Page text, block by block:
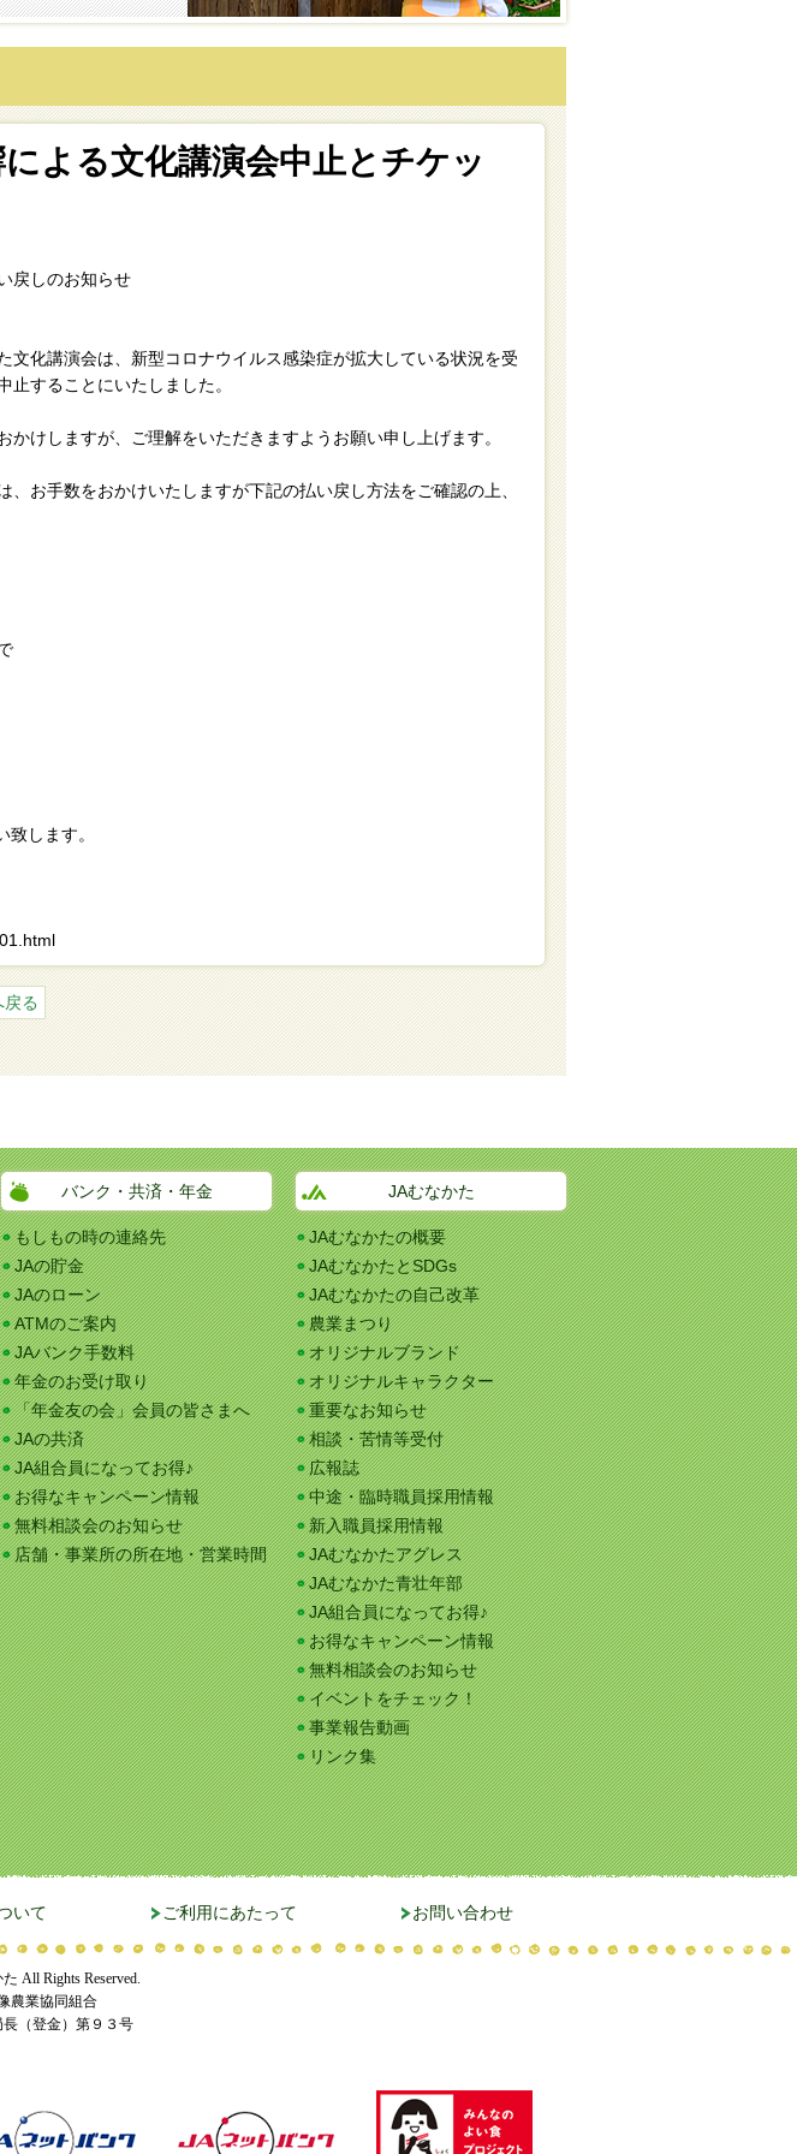
よる文化講演会中止とチケッ
戻しのお知らせ
化講演会は、新型コロナウイルス感染症が拡大している状況を受
することにいたしました。
けしますが、ご理解をいただきますようお願い申し上げます。
お手数をおかけいたしますが下記の払い戻し方法をご確認の上、
します。
る
バンク・共済・年金
もしもの時の連絡先
JAの貯金
JAのローン
ATMのご案内
JAバンク手数料
年金のお受け取り
「年金友の会」会員の皆さまへ
JAの共済
JA組合員になってお得♪
お得なキャンペーン情報
無料相談会のお知らせ
店舗・事業所の所在地・営業時間
JAむなかた
JAむなかたの概要
JAむなかたとSDGs
JAむなかたの自己改革
農業まつり
オリジナルブランド
オリジナルキャラクター
重要なお知らせ
相談・苦情等受付
広報誌
中途・臨時職員採用情報
新入職員採用情報
JAむなかたアグレス
JAむなかた青壮年部
JA組合員になってお得♪
お得なキャンペーン情報
無料相談会のお知らせ
イベントをチェック！
事業報告動画
リンク集
いて ご利用にあたって お問い合わせ
All Rights Reserved.
農業協同組合
（登金）第９３号